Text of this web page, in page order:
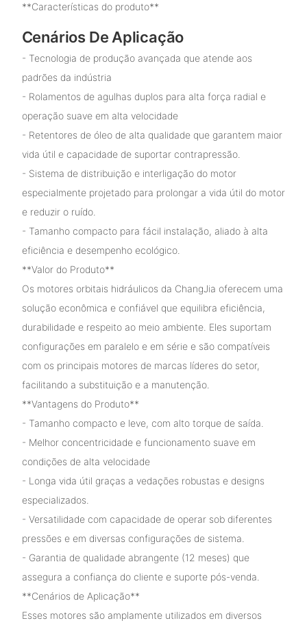
**Características do produto**
Cenários De Aplicação
- Tecnologia de produção avançada que atende aos
padrões da indústria
- Rolamentos de agulhas duplos para alta força radial e
operação suave em alta velocidade
- Retentores de óleo de alta qualidade que garantem maior
vida útil e capacidade de suportar contrapressão.
- Sistema de distribuição e interligação do motor
especialmente projetado para prolongar a vida útil do motor
e reduzir o ruído.
- Tamanho compacto para fácil instalação, aliado à alta
eficiência e desempenho ecológico.
**Valor do Produto**
Os motores orbitais hidráulicos da ChangJia oferecem uma
solução econômica e confiável que equilibra eficiência,
durabilidade e respeito ao meio ambiente. Eles suportam
configurações em paralelo e em série e são compatíveis
com os principais motores de marcas líderes do setor,
facilitando a substituição e a manutenção.
**Vantagens do Produto**
- Tamanho compacto e leve, com alto torque de saída.
- Melhor concentricidade e funcionamento suave em
condições de alta velocidade
- Longa vida útil graças a vedações robustas e designs
especializados.
- Versatilidade com capacidade de operar sob diferentes
pressões e em diversas configurações de sistema.
- Garantia de qualidade abrangente (12 meses) que
assegura a confiança do cliente e suporte pós-venda.
**Cenários de Aplicação**
Esses motores são amplamente utilizados em diversos